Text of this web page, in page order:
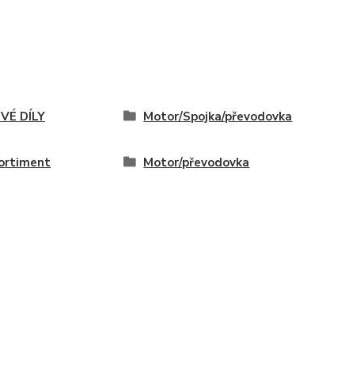
DÍLY Motor/Spojka/převodovka
Motor/převodovka